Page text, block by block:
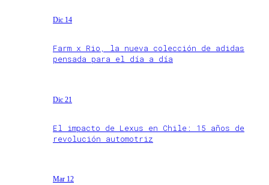
Dic 14
Farm x Rio, la nueva colección de adidas
pensada para el día a día
Dic 21
El impacto de Lexus en Chile: 15 años de
revolución automotriz
Mar 12